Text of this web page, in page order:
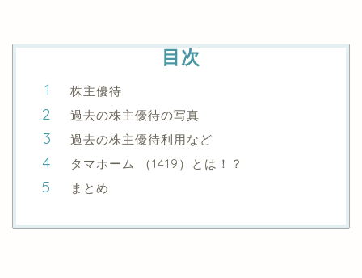
目次
株主優待
過去の株主優待の写真
過去の株主優待利用など
タマホーム （1419）とは！？
まとめ